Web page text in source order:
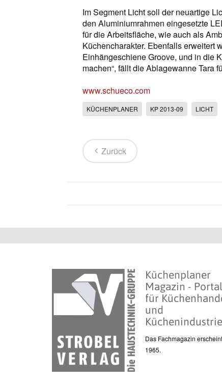
Im Segment Licht soll der neuartige
den Aluminiumrahmen eingesetzte
für die Arbeitsfläche, wie auch als
Küchencharakter. Ebenfalls erweitert
Einhängeschiene Groove, und in die
machen“, fällt die Ablagewanne Tara
www.schueco.com
KÜCHENPLANER KP 2013-09 LICHT
Zurück
Küchenplaner
Magazin - Portal
für
und
Küchenindustrie
Das Fachmagazin
1965.